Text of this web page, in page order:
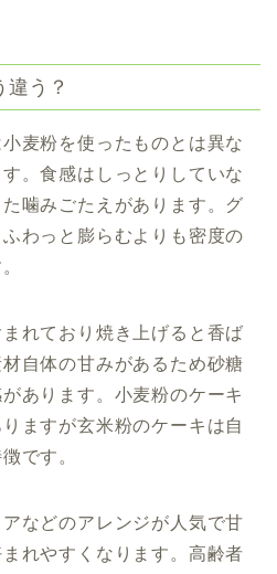
う？
麦粉を使ったものとは異な
。食感はしっとりしていな
噛みごたえがあります。グ
わっと膨らむよりも密度の
れており焼き上げると香ば
自体の甘みがあるため砂糖
あります。小麦粉のケーキ
ますが玄米粉のケーキは自
です。
などのアレンジが人気で甘
れやすくなります。高齢者